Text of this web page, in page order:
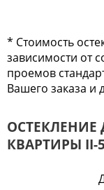
* Стоимость
зависимости от
проемов
Вашего заказа и
КВАРТИРЫ II-